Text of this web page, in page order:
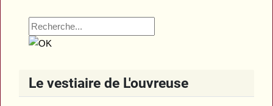
Le vestiaire de L'ouvreuse